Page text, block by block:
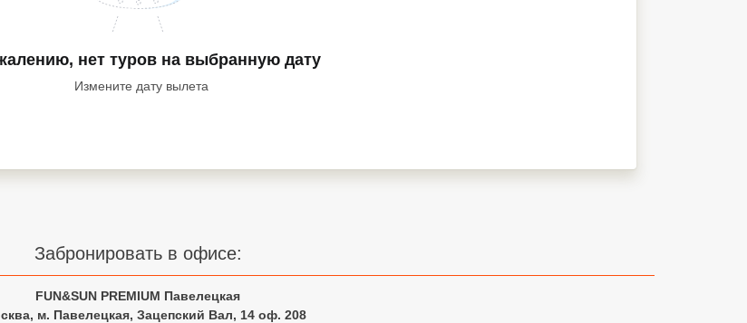
нет туров на выбранную дату
Измените дату вылета
Забронировать в офисе:
FUN&SUN PREMIUM Павелецкая
м. Павелецкая, Зацепский Вал, 14 оф. 208